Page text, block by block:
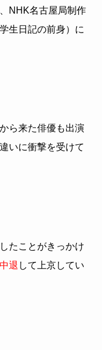
NHK名古屋局制作
生日記の前身）に
ら来た俳優も出演
いに衝撃を受けて
たことがきっかけ
中退 して上京してい